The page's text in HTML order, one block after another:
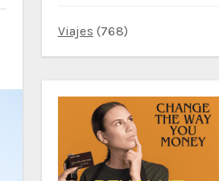
Viajes (768)